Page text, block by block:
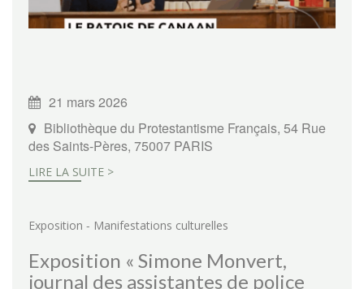
21 mars 2026
Bibliothèque du Protestantisme Français, 54 Rue
des Saints-Pères, 75007 PARIS
LIRE LA SUITE >
Exposition - Manifestations culturelles
Exposition « Simone Monvert,
journal des assistantes de police